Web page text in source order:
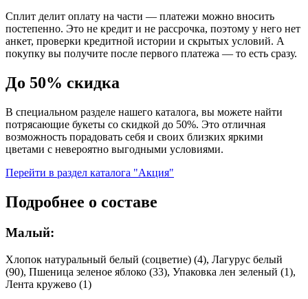
Сплит делит оплату на части — платежи можно вносить
постепенно. Это не кредит и не рассрочка, поэтому у него нет
анкет, проверки кредитной истории и скрытых условий. А
покупку вы получите после первого платежа — то есть сразу.
До 50% скидка
В специальном разделе нашего каталога, вы можете найти
потрясающие букеты со скидкой до 50%. Это отличная
возможность порадовать себя и своих близких яркими
цветами с невероятно выгодными условиями.
Перейти в раздел каталога "Акция"
Подробнее о составе
Малый:
Хлопок натуральный белый (соцветие) (4), Лагурус белый
(90), Пшеница зеленое яблоко (33), Упаковка лен зеленый (1),
Лента кружево (1)